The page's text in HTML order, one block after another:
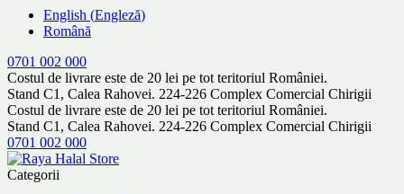
English (Engleză)
Română
0701 002 000
Costul de livrare este de 20 lei pe tot teritoriul României.
Stand C1, Calea Rahovei. 224-226 Complex Comercial Chirigii
Costul de livrare este de 20 lei pe tot teritoriul României.
Stand C1, Calea Rahovei. 224-226 Complex Comercial Chirigii
0701 002 000
Categorii